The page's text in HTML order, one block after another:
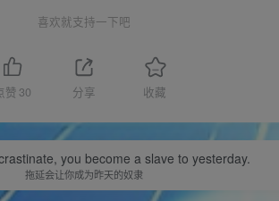
喜欢就支持一下吧
赞 30 分享 收藏
you become a slave to yesterday.
拖延会让你成为昨天的奴隶